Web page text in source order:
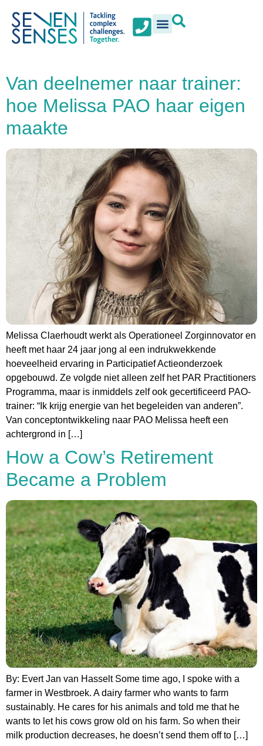
Van deelnemer naar trainer:
hoe Melissa PAO haar eigen
maakte
Melissa Claerhoudt werkt als Operationeel Zorginnovator en
heeft met haar 24 jaar jong al een indrukwekkende
hoeveelheid ervaring in Participatief Actieonderzoek
opgebouwd. Ze volgde niet alleen zelf het PAR Practitioners
Programma, maar is inmiddels zelf ook gecertificeerd PAO-
trainer: “Ik krijg energie van het begeleiden van anderen”.
Van conceptontwikkeling naar PAO Melissa heeft een
achtergrond in […]
How a Cow’s Retirement
Became a Problem
By: Evert Jan van Hasselt Some time ago, I spoke with a
farmer in Westbroek. A dairy farmer who wants to farm
sustainably. He cares for his animals and told me that he
wants to let his cows grow old on his farm. So when their
milk production decreases, he doesn’t send them off to […]